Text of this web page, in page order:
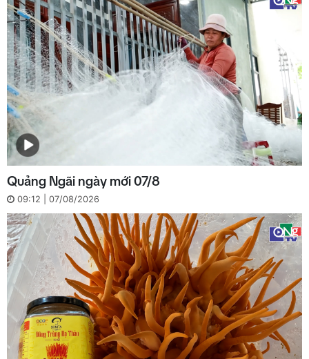
Quảng Ngãi ngày mới 07/8
09:12 | 07/08/2026